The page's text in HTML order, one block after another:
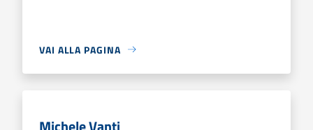
VAI ALLA PAGINA